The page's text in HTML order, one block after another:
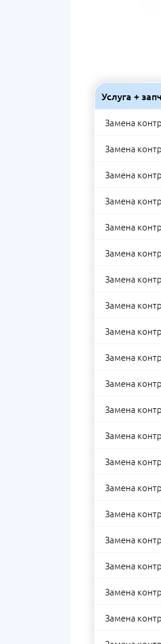
Услуга +
Замена
Замена
Замена
Замена
Замена
Замена
Замена
Замена
Замена
Замена
Замена
Замена
Замена
Замена
Замена
Замена
Замена
Замена
Замена
Замена